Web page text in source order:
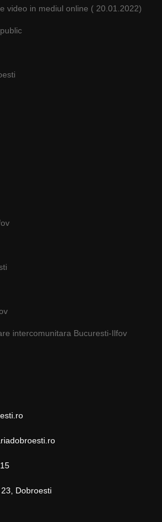
video in mediul online ( 20.01.2022)
intercomunitara Bucuresti-Ilfov
Dobroesti